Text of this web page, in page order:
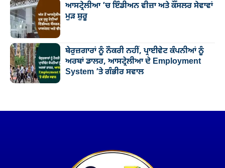
ਆਸਟ੍ਰੇਲੀਆ ’ਚ ਇੰਡੀਅਨ ਵੀਜ਼ਾ ਅਤੇ ਕੌਂਸਲਰ ਸੇਵਾਵਾਂ
ਮੁੜ ਸ਼ੁਰੂ
ਬੇਰੁਜ਼ਗਾਰਾਂ ਨੂੰ ਨੌਕਰੀ ਨਹੀਂ, ਪ੍ਰਾਈਵੇਟ ਕੰਪਨੀਆਂ ਨੂੰ
ਅਰਬਾਂ ਡਾਲਰ, ਆਸਟ੍ਰੇਲੀਆ ਦੇ Employment
System ’ਤੇ ਗੰਭੀਰ ਸਵਾਲ